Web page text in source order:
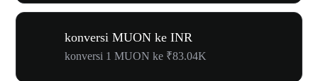
konversi MUON ke INR
konversi 1 MUON ke ₹83.04K